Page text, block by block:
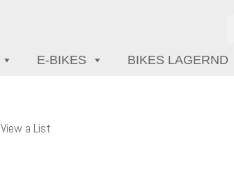
E-BIKES BIKES LAGERND
View a List